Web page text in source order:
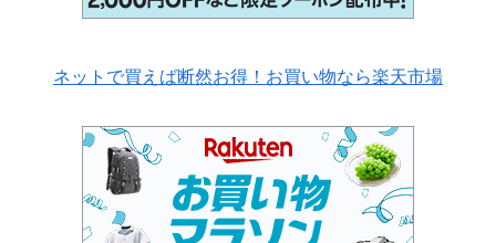
ネットで買えば断然お得！お買い物なら楽天市場